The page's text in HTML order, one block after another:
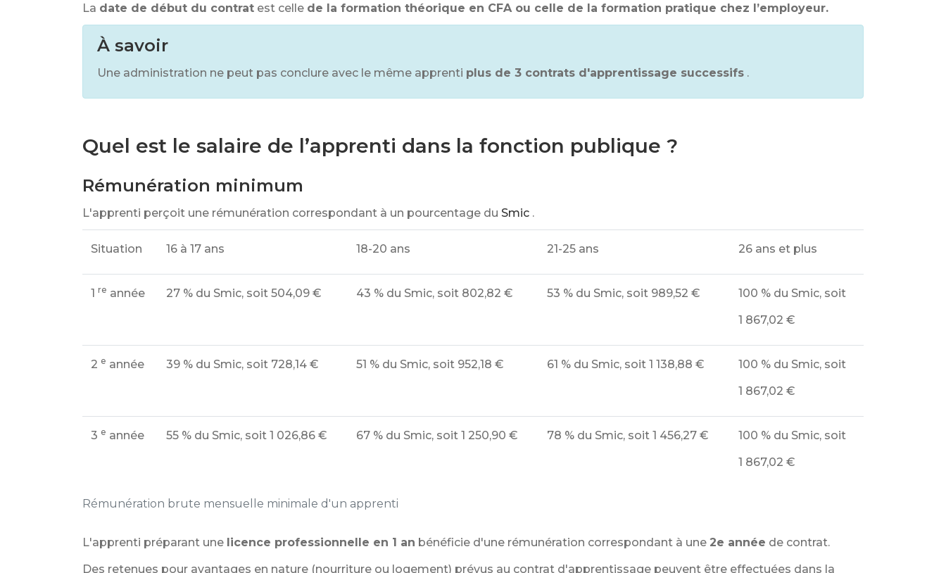
La date de début du contrat est celle de la formation théorique en CFA ou celle de la formation pratique chez l’employeur.
À savoir
Une administration ne peut pas conclure avec le même apprenti plus de 3 contrats d'apprentissage successifs .
Quel est le salaire de l’apprenti dans la fonction publique ?
Rémunération minimum
L'apprenti perçoit une rémunération correspondant à un pourcentage du Smic .
Rémunération brute mensuelle minimale d'un apprenti
Situation 16 à 17 ans 18-20 ans 21-25 ans 26 ans et plus
1 re année 27 % du Smic, soit 504,09 € 43 % du Smic, soit 802,82 € 53 % du Smic, soit 989,52 € 100 % du Smic, soit
1 867,02 €
2 e année 39 % du Smic, soit 728,14 € 51 % du Smic, soit 952,18 € 61 % du Smic, soit 1 138,88 € 100 % du Smic, soit
1 867,02 €
3 e année 55 % du Smic, soit 1 026,86 € 67 % du Smic, soit 1 250,90 € 78 % du Smic, soit 1 456,27 € 100 % du Smic, soit
1 867,02 €
L'apprenti préparant une licence professionnelle en 1 an bénéficie d'une rémunération correspondant à une 2e année de contrat.
Des retenues pour avantages en nature (nourriture ou logement) prévus au contrat d'apprentissage peuvent être effectuées dans la